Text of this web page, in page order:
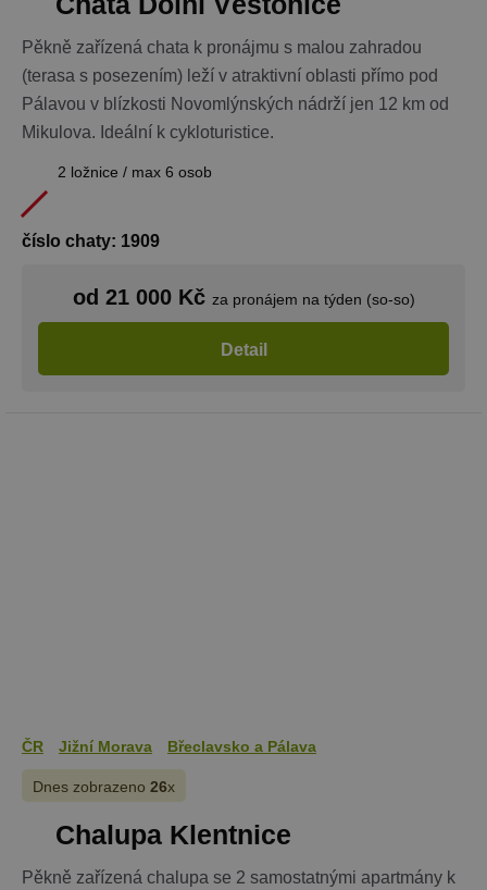
Pěkně zařízená chata k pronájmu s malou zahradou
(terasa s posezením) leží v atraktivní oblasti přímo pod
Pálavou v blízkosti Novomlýnských nádrží jen 12 km od
Mikulova. Ideální k cykloturistice.
2 ložnice / max 6 osob
číslo chaty: 1909
od 21 000 Kč za pronájem na týden (so-so)
Detail
ČR Jižní Morava Břeclavsko a Pálava
Dnes zobrazeno 26x
Chalupa Klentnice
Pěkně zařízená chalupa se 2 samostatnými apartmány k